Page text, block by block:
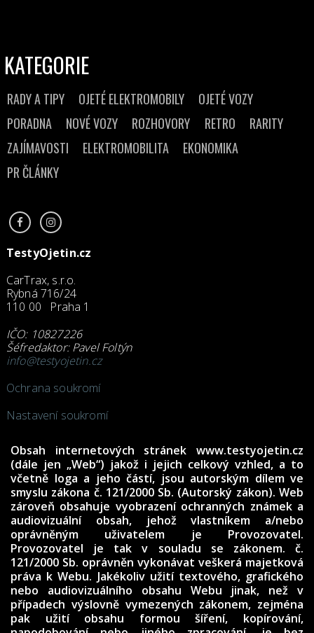
KATEGORIE
RADY A TIPY OJETÉ ELEKTROMOBILY
OJETÉ VOZY
PORADNA
NOVÉ VOZY ROZHOVORY RETRO
RARITY
ZAJÍMAVOSTI
ELEKTROMOBILITA
EKONOMIKA
PR ČLÁNKY
TestyOjetin.cz
CarTrax, s.r.o.
Rybná 716/24
110 00 Praha 1
IČO: 10827226
Šéfredaktor: Pavel Foltýn
info@testyojetin.cz
Ochrana soukromí
Nastavení soukromí
Obsah internetových stránek www.testyojetin.cz
(dále jen „Web“) jakož i jejich celkový vzhled, a to
včetně loga a jeho částí, jsou autorským dílem ve
smyslu zákona č. 121/2000 Sb. (Autorský zákon). Web
zároveň obsahuje vyobrazení ochranných známek a
audiovizuální obsah, jehož vlastníkem a/nebo
oprávněným uživatelem je Provozovatel.
Provozovatel je tak v souladu se zákonem. č.
121/2000 Sb. oprávněn vykonávat veškerá majetková
práva k Webu. Jakékoliv užití textového, grafického
nebo audiovizuálního obsahu Webu jinak, než v
případech výslovně vymezených zákonem, zejména
pak užití obsahu formou šíření, kopírování,